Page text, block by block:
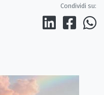
Condividi su: